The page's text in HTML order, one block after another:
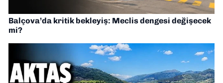
Balçova’da kritik bekleyiş: Meclis dengesi değişecek
mi?